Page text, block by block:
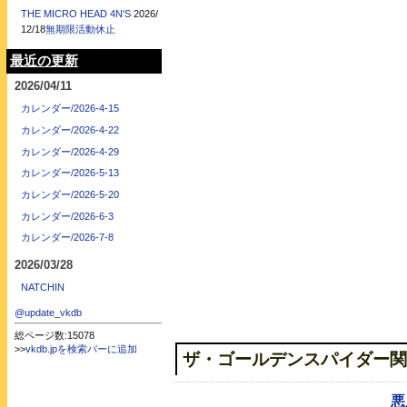
ザ・ゴールデンスパイダー
THE MICRO HEAD 4N'S 2026/
12/18無期限活動休止
最近の更新
2026/04/11
カレンダー/2026-4-15
カレンダー/2026-4-22
カレンダー/2026-4-29
カレンダー/2026-5-13
カレンダー/2026-5-20
カレンダー/2026-6-3
カレンダー/2026-7-8
2026/03/28
NATCHIN
@update_vkdb
総ページ数:15078
>>vkdb.jpを検索バーに追加